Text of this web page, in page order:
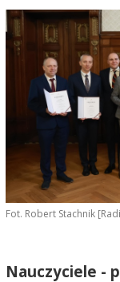
Fot. Robert Stachnik
Nauczyciele -